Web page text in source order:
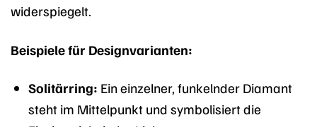
widerspiegelt.
Beispiele für Designvarianten:
Solitärring: Ein einzelner, funkelnder Diamant
steht im Mittelpunkt und symbolisiert die